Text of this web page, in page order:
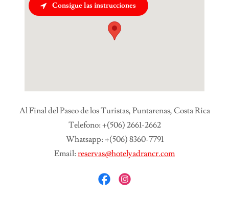
Consigue las instrucciones
Al Final del Paseo de los Turistas, Puntarenas, Costa Rica
Telefono: +(506) 2661-2662
Whatsapp: +(506) 8360-7791
Email: reservas@hotelyadrancr.com